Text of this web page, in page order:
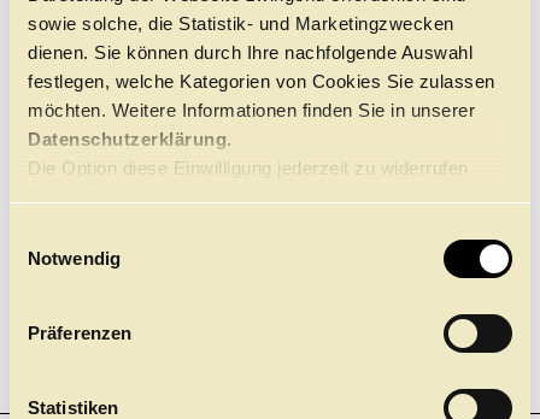
sowie solche, die Statistik- und Marketingzwecken
dienen. Sie können durch Ihre nachfolgende Auswahl
festlegen, welche Kategorien von Cookies Sie zulassen
möchten. Weitere Informationen finden Sie in unserer
Datenschutzerklärung.
Die Option diese Einwilligung jederzeit zu widerrufen
Notwendig
Präferenzen
Statistiken
Führungen Jobs Kontakt
SPRACHE
In italienischer Sprache mit deutschen Übertiteln